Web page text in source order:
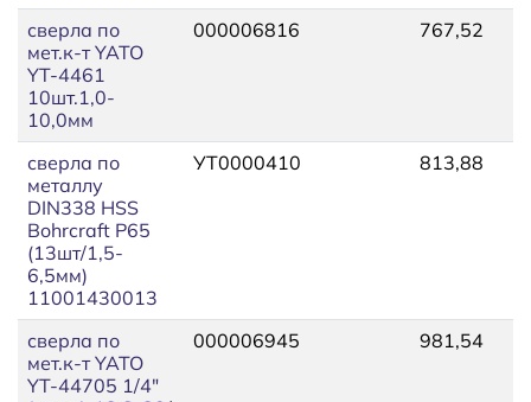
сверла по
мет.к-т YATO
YT-4461
10шт.1,0-
10,0мм
000006816 767,52
сверла по
металлу
DIN338 HSS
Bohrcraft Р65
(13шт/1,5-
6,5мм)
11001430013
УТ0000410 813,88
сверла по
мет.к-т YATO
YT-44705 1/4"
000006945 981,54